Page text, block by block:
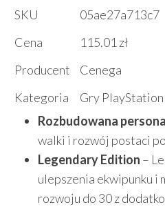
SKU
05ae27a713c7
Cena
115.01 zł
Producent
Cenega
Kategoria
Gry
Rozbudowana
walki i rozwój postaci
Legendary Edition –
ulepszenia ekwipunku i
rozwoju do 30 z